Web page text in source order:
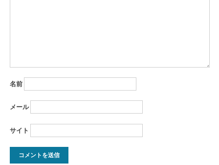
名前
メール
サイト